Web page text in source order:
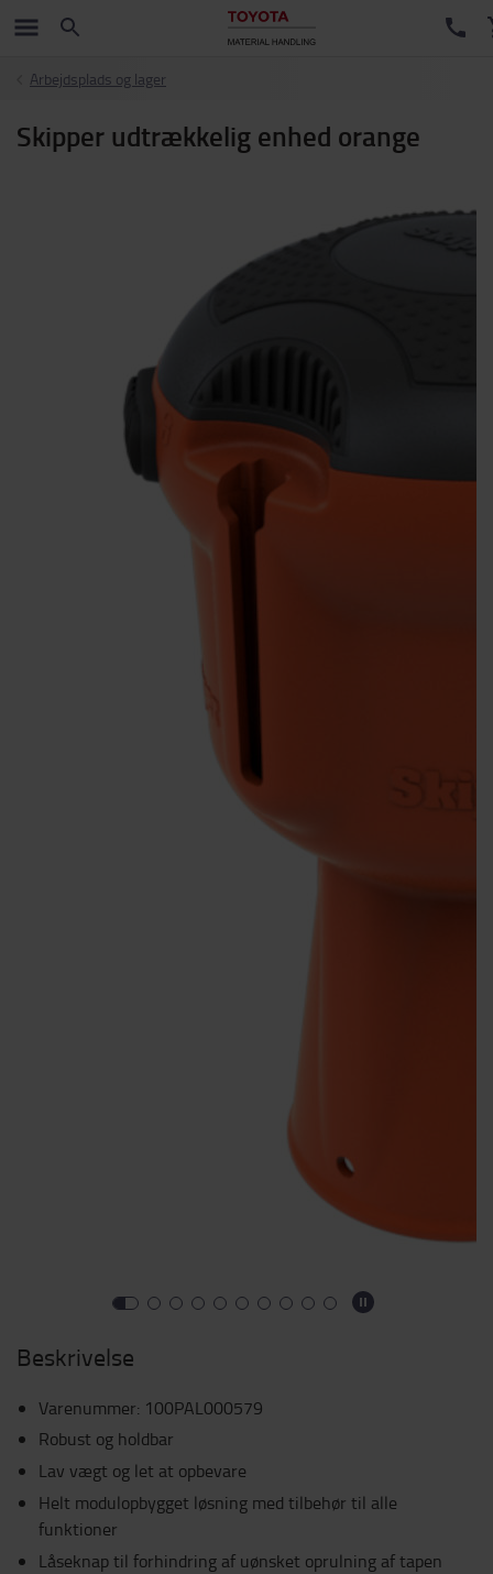
Arbejdsplads og lager
Skipper udtrækkelig enhed orange
Beskrivelse
Varenummer: 100PAL000579
Robust og holdbar
Lav vægt og let at opbevare
Helt modulopbygget løsning med tilbehør til alle
funktioner
Låseknap til forhindring af uønsket oprulning af tapen